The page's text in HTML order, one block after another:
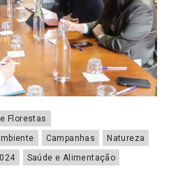
Florestas
Campanhas
Natureza
Saúde e Alimentação